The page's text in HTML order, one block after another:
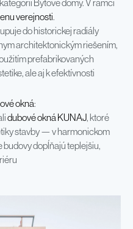
Bytové domy. V rámci
verejnosti.
do historickej radiály
architektonickým riešením,
prefabrikovaných
ale aj k efektívnosti
okná:
dubové okná KUNAJ, ktoré
stavby — v harmonickom
budovy dopĺňajú teplejšiu,